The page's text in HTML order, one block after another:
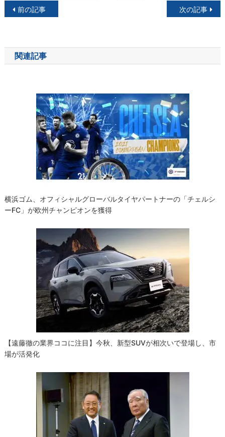
投
ナ
ビ
前の記事 次の記事
関連記事
横浜ゴム、オフィシャルグローバルタイヤパートナーの「チェルシ
ーFC」が欧州チャンピオンを獲得
【遠藤徹の業界ココに注目】今秋、新型SUVが相次いで登場し、市
場が活発化